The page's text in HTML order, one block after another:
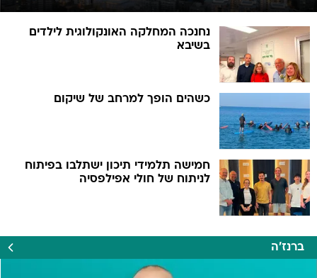
נחנכה המחלקה האונקולוגית לילדים
בשיבא
כשהים הופך למרחב של שיקום
חמישה תלמידי תיכון ישתלבו בפיתוח
לניתוח של חולי אפילפסיה
ברנז'ה